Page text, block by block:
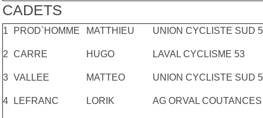
CADETS
1 PROD`HOMME MATTHIEU UNION CYCLISTE SUD
2 CARRE HUGO LAVAL CYCLISME 53
3 VALLEE MATTEO UNION CYCLISTE SUD
4 LEFRANC LORIK AG ORVAL COUTANCES